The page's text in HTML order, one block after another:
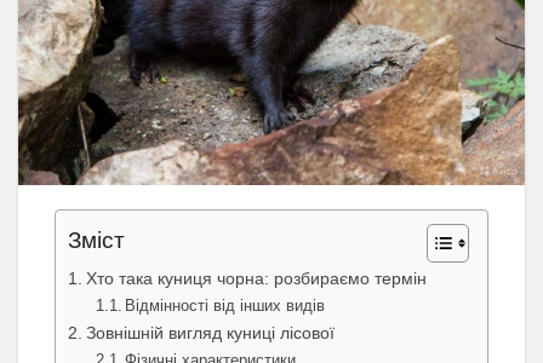
Зміст
Хто така куниця чорна: розбираємо термін
Відмінності від інших видів
Зовнішній вигляд куниці лісової